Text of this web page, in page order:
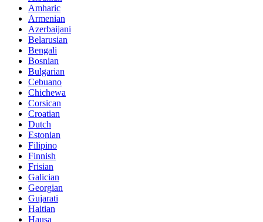
Amharic
Armenian
Azerbaijani
Belarusian
Bengali
Bosnian
Bulgarian
Cebuano
Chichewa
Corsican
Croatian
Dutch
Estonian
Filipino
Finnish
Frisian
Galician
Georgian
Gujarati
Haitian
Hausa